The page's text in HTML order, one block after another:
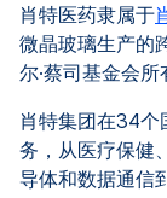
肖特医药隶属于
微晶玻璃生产的
尔·蔡司基金会所
肖特集团在34个
务，从医疗保健
导体和数据通信